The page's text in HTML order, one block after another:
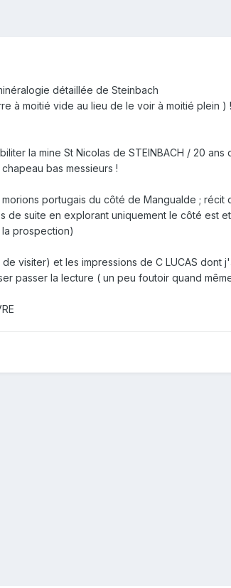
détaillée de Steinbach
à moitié vide au lieu de le voir à moitié plein
la mine St Nicolas de STEINBACH / 20
bas messieurs !
portugais du côté de Mangualde ;
de suite en explorant uniquement le côté est
prospection)
visiter) et les impressions de C LUCAS
passer la lecture ( un peu foutoir quand